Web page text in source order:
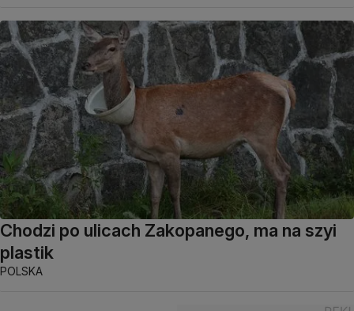
Chodzi po ulicach Zakopanego, ma na szyi
plastik
POLSKA